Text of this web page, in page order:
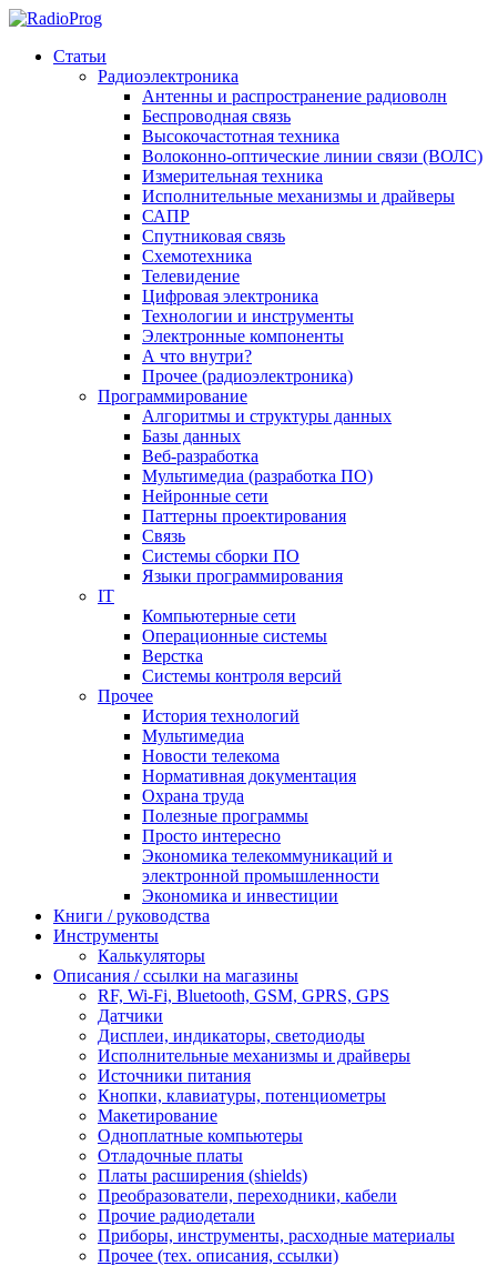
Статьи
Радиоэлектроника
Антенны и распространение радиоволн
Беспроводная связь
Высокочастотная техника
Волоконно-оптические линии связи (ВОЛС)
Измерительная техника
Исполнительные механизмы и драйверы
САПР
Спутниковая связь
Схемотехника
Телевидение
Цифровая электроника
Технологии и инструменты
Электронные компоненты
А что внутри?
Прочее (радиоэлектроника)
Программирование
Алгоритмы и структуры данных
Базы данных
Веб-разработка
Мультимедиа (разработка ПО)
Нейронные сети
Паттерны проектирования
Связь
Системы сборки ПО
Языки программирования
IT
Компьютерные сети
Операционные системы
Верстка
Системы контроля версий
Прочее
История технологий
Мультимедиа
Новости телекома
Нормативная документация
Охрана труда
Полезные программы
Просто интересно
Экономика телекоммуникаций и
электронной промышленности
Экономика и инвестиции
Книги / руководства
Инструменты
Калькуляторы
Описания / ссылки на магазины
RF, Wi-Fi, Bluetooth, GSM, GPRS, GPS
Датчики
Дисплеи, индикаторы, светодиоды
Исполнительные механизмы и драйверы
Источники питания
Кнопки, клавиатуры, потенциометры
Макетирование
Одноплатные компьютеры
Отладочные платы
Платы расширения (shields)
Преобразователи, переходники, кабели
Прочие радиодетали
Приборы, инструменты, расходные материалы
Прочее (тех. описания, ссылки)